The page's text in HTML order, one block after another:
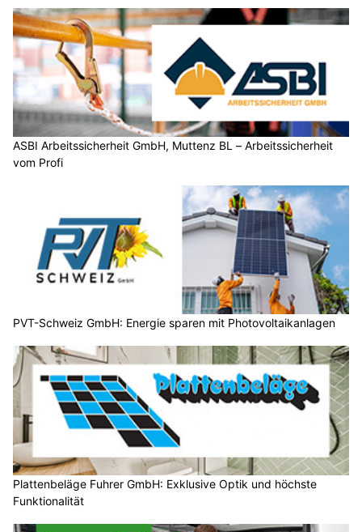
ASBI Arbeitssicherheit GmbH, Muttenz BL – Arbeitssicherheit
vom Profi
PVT-Schweiz GmbH: Energie sparen mit Photovoltaikanlagen
Plattenbeläge Fuhrer GmbH: Exklusive Optik und höchste
Funktionalität